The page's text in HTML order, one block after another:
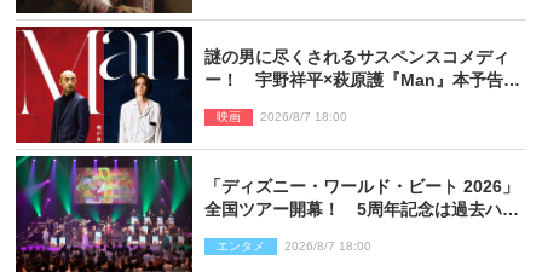
謎の男に尽くされるサスペンスコメディ
ー！ 宇野祥平×萩原護『Man』本予告＆
映画 2026/8/7 18:00
「ディズニー・ワールド・ビート 2026」
全国ツアー開幕！ 5周年記念は過去ハイ
ポート】
エンタメ 2026/8/7 18:00